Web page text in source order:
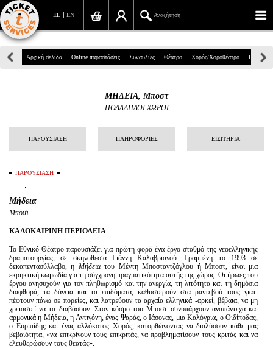
EN
EL Αναζήτηση
Πανεπιστημίου 39, Αθήνα
info@ticketservices.gr
Αναζήτηση
Σύνδεση/Εγγραφή
Πληροφορίες
Είσοδος διαχειριστή
Αρχική σελίδα Online παραστάσεις Συναυλίες Θέατρο Χορός/Χοροθέατρο Παιδικά
ΜΗΔΕΙΑ, Μποστ
ΠΟΛΛΑΠΛΟΙ ΧΩΡΟΙ
ΠΑΡΟΥΣΙΑΣΗ ΠΛΗΡΟΦΟΡΙΕΣ ΕΙΣΙΤΗΡΙΑ
ΠΑΡΟΥΣΙΑΣΗ
Μήδεια
Μποστ
ΚΑΛΟΚΑΙΡΙΝΗ ΠΕΡΙΟΔΕΙΑ
Το Εθνικό Θέατρο παρουσιάζει για πρώτη φορά ένα έργο-σταθμό της νεοελληνικής
δραματουργίας, σε σκηνοθεσία Γιάννη Καλαβριανού. Γραμμένη το 1993 σε
δεκαπεντασύλλαβο, η Μήδεια του Μέντη Μποσταντζόγλου ή Μποστ, είναι μια
εκρηκτική κωμωδία για τη σύγχρονη πραγματικότητα αυτής της χώρας. Οι ήρωες του
έργου ανησυχούν για τον πληθωρισμό και την ανεργία, τη λιτότητα και τη δημόσια
διαφθορά, τα δάνεια και τα επιδόματα, καθυστερούν στα ραντεβού τους γιατί
πέφτουν πάνω σε πορείες, και λατρεύουν τα αρχαία ελληνικά -αρκεί, βέβαια, να μη
χρειαστεί να τα διαβάσουν. Στον κόσμο του Μποστ συνυπάρχουν αναπάντεχα και
αρμονικά η Μήδεια, η Αντιγόνη, ένας Ψαράς, ο Ιάσονας, μια Καλόγρια, ο Οιδίποδας,
ο Ευριπίδης και ένας αλλόκοτος Χορός, κατορθώνοντας να διαλύσουν κάθε μας
βεβαιότητα, «να επικρίνουν τους επικριτάς, να προβληματίσουν τους κριτάς και να
ελευθερώσουν τους θεατάς».